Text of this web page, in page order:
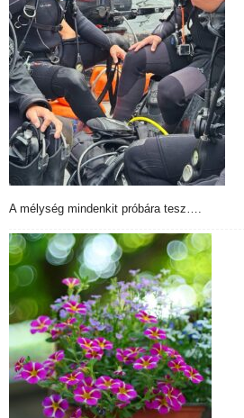
A mélység mindenkit próbára tesz….